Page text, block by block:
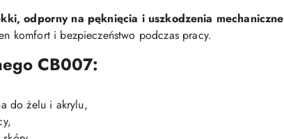
odporny na pęknięcia i uszkodzenia mechaniczne
komfort i bezpieczeństwo podczas pracy.
CB007:
do żelu i akrylu,